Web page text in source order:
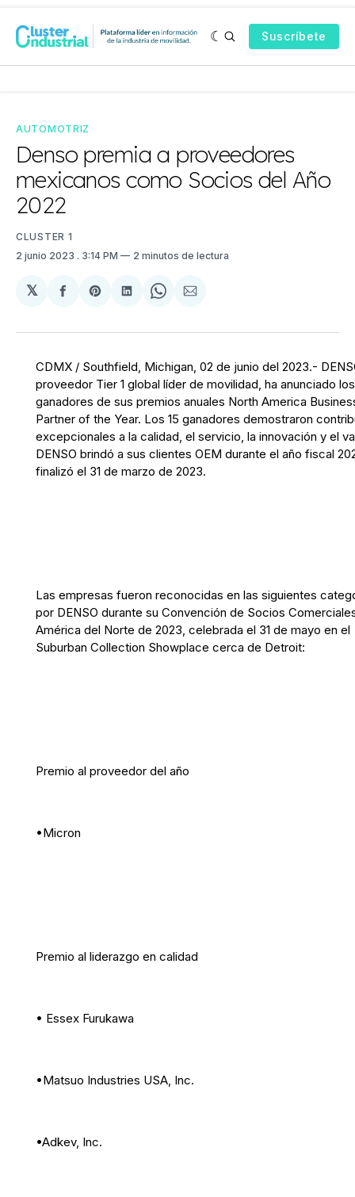
Suscríbete
AUTOMOTRIZ
Denso premia a proveedores
mexicanos como Socios del Año
2022
CLUSTER 1
2 junio 2023 . 3:14 PM 2 minutos de lectura
𝕏
Compartir
Facebook
Share
Pinterest
Compartir
LinkedIn
Share
WhatsApp
Compartir
Email
CDMX / Southfield, Michigan, 02 de junio del 2023.-
proveedor Tier 1 global líder de movilidad, ha anunciado los
ganadores de sus premios anuales North America
Partner of the Year. Los 15 ganadores demostraron
excepcionales a la calidad, el servicio, la innovación y el
DENSO brindó a sus clientes OEM durante el año fiscal
finalizó el 31 de marzo de 2023.
Las empresas fueron reconocidas en las siguientes
por DENSO durante su Convención de Socios
América del Norte de 2023, celebrada el 31 de mayo en el
Suburban Collection Showplace cerca de Detroit:
Premio al proveedor del año
•Micron
Premio al liderazgo en calidad
• Essex Furukawa
•Matsuo Industries USA, Inc.
•Adkev, Inc.